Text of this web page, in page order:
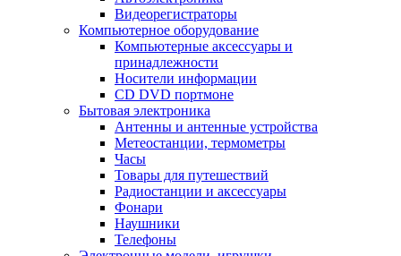
Видеорегистраторы
Компьютерное оборудование
Компьютерные аксессуары и
принадлежности
Носители информации
CD DVD портмоне
Бытовая электроника
Антенны и антенные устройства
Метеостанции, термометры
Часы
Товары для путешествий
Радиостанции и аксессуары
Фонари
Наушники
Телефоны